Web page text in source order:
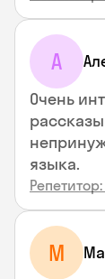
А
Очень
языка.
М